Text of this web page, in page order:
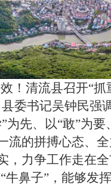
！清流县召开“
委书记吴钟民强
为先、以“敢”为
流的拼搏心态、
，力争工作走在
鼻子”，能够发